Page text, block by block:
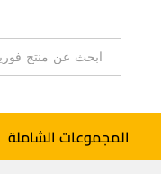
اختر القسم
المجموعات الشاملة